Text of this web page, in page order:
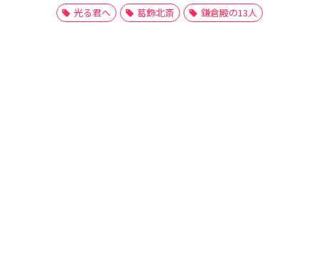
光る君へ
葛飾北斎 鎌倉殿の13人